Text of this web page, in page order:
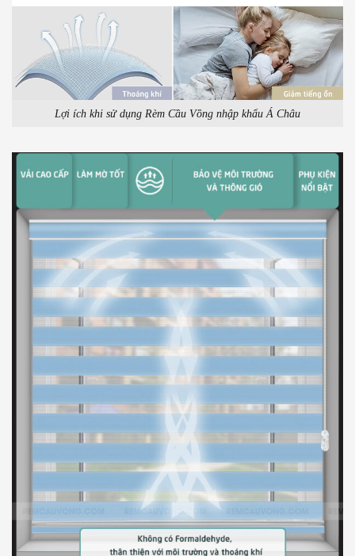
Lợi ích khi sử dụng Rèm Cầu Vồng nhập khẩu Á Châu